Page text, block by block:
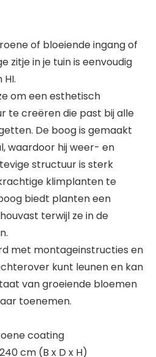
of bloeiende ingang of
zitje in je tuin is eenvoudig
om een esthetisch
te creëren die past bij alle
De boog is gemaakt
waardoor hij weer- en
structuur is sterk
klimplanten te
biedt planten een
terwijl ze in de
met montageinstructies en
kunt leunen en kan
van groeiende bloemen
toenemen.
coating
cm (B x D x H)